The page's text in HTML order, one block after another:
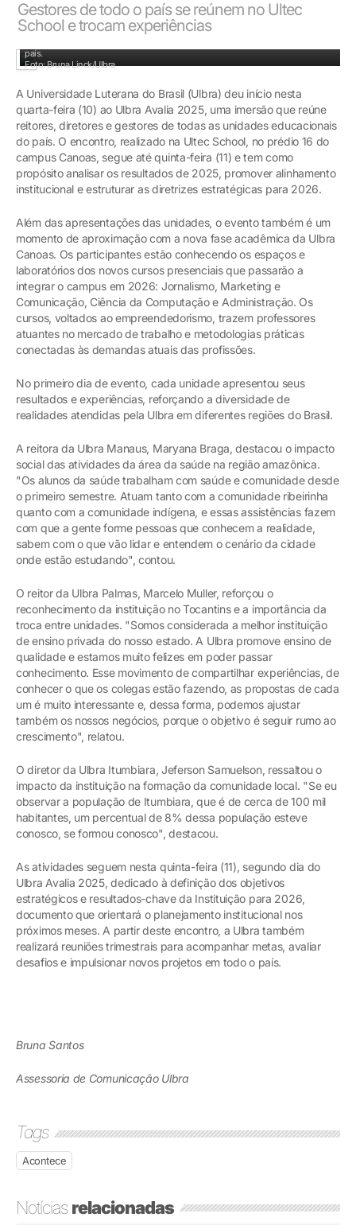
Gestores de todo o país se reúnem no Ultec
School e trocam experiências
país.
Foto: Bruna Linck/Ulbra
A Universidade Luterana do Brasil (Ulbra) deu início nesta
quarta-feira (10) ao Ulbra Avalia 2025, uma imersão que reúne
reitores, diretores e gestores de todas as unidades educacionais
do país. O encontro, realizado na Ultec School, no prédio 16 do
campus Canoas, segue até quinta-feira (11) e tem como
propósito analisar os resultados de 2025, promover alinhamento
institucional e estruturar as diretrizes estratégicas para 2026.
Além das apresentações das unidades, o evento também é um
momento de aproximação com a nova fase acadêmica da Ulbra
Canoas. Os participantes estão conhecendo os espaços e
laboratórios dos novos cursos presenciais que passarão a
integrar o campus em 2026: Jornalismo, Marketing e
Comunicação, Ciência da Computação e Administração. Os
cursos, voltados ao empreendedorismo, trazem professores
atuantes no mercado de trabalho e metodologias práticas
conectadas às demandas atuais das profissões.
No primeiro dia de evento, cada unidade apresentou seus
resultados e experiências, reforçando a diversidade de
realidades atendidas pela Ulbra em diferentes regiões do Brasil.
A reitora da Ulbra Manaus, Maryana Braga, destacou o impacto
social das atividades da área da saúde na região amazônica.
"Os alunos da saúde trabalham com saúde e comunidade desde
o primeiro semestre. Atuam tanto com a comunidade ribeirinha
quanto com a comunidade indígena, e essas assistências fazem
com que a gente forme pessoas que conhecem a realidade,
sabem com o que vão lidar e entendem o cenário da cidade
onde estão estudando", contou.
O reitor da Ulbra Palmas, Marcelo Muller, reforçou o
reconhecimento da instituição no Tocantins e a importância da
troca entre unidades. "Somos considerada a melhor instituição
de ensino privada do nosso estado. A Ulbra promove ensino de
qualidade e estamos muito felizes em poder passar
conhecimento. Esse movimento de compartilhar experiências, de
conhecer o que os colegas estão fazendo, as propostas de cada
um é muito interessante e, dessa forma, podemos ajustar
também os nossos negócios, porque o objetivo é seguir rumo ao
crescimento", relatou.
O diretor da Ulbra Itumbiara, Jeferson Samuelson, ressaltou o
impacto da instituição na formação da comunidade local. "Se eu
observar a população de Itumbiara, que é de cerca de 100 mil
habitantes, um percentual de 8% dessa população esteve
conosco, se formou conosco", destacou.
As atividades seguem nesta quinta-feira (11), segundo dia do
Ulbra Avalia 2025, dedicado à definição dos objetivos
estratégicos e resultados-chave da Instituição para 2026,
documento que orientará o planejamento institucional nos
próximos meses. A partir deste encontro, a Ulbra também
realizará reuniões trimestrais para acompanhar metas, avaliar
desafios e impulsionar novos projetos em todo o país.
Bruna Santos
Assessoria de Comunicação Ulbra
Tags
Acontece
Notíciasrelacionadas